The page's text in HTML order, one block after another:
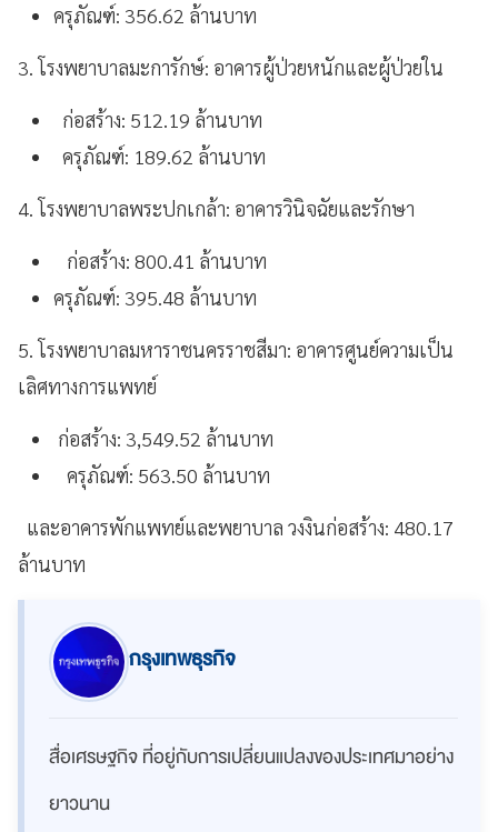
ครุภัณฑ์: 356.62 ล้านบาท
3. โรงพยาบาลมะการักษ์: อาคารผู้ป่วยหนักและผู้ป่วยใน
ก่อสร้าง: 512.19 ล้านบาท
ครุภัณฑ์: 189.62 ล้านบาท
4. โรงพยาบาลพระปกเกล้า: อาคารวินิจฉัยและรักษา
ก่อสร้าง: 800.41 ล้านบาท
ครุภัณฑ์: 395.48 ล้านบาท
5. โรงพยาบาลมหาราชนครราชสีมา: อาคารศูนย์ความเป็น
เลิศทางการแพทย์
ก่อสร้าง: 3,549.52 ล้านบาท
ครุภัณฑ์: 563.50 ล้านบาท
และอาคารพักแพทย์และพยาบาล วงงินก่อสร้าง: 480.17
ล้านบาท
กรุงเทพธุรกิจ
สื่อเศรษฐกิจ ที่อยู่กับการเปลี่ยนแปลงของประเทศมาอย่าง
ยาวนาน